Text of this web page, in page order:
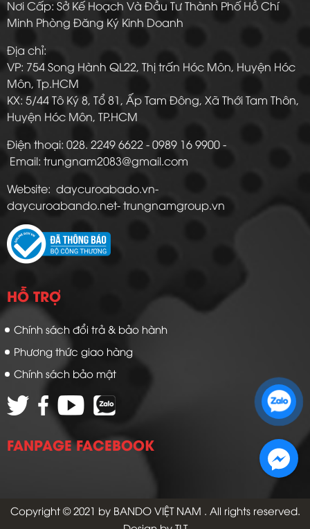
Nơi Cấp: Sở Kế Hoạch Và Đầu Tư Thành Phố Hồ Chí
Minh Phòng Đăng Ký Kinh Doanh
Địa chỉ:
VP: 754 Song Hành QL22, Thị trấn Hóc Môn, Huyện Hóc
Môn, Tp.HCM
KX: 5/44 Tô Ký 8, Tổ 81, Ấp Tam Đông, Xã Thới Tam Thôn,
Huyện Hóc Môn, TP.HCM
Điện thoại: 028. 2249 6622 - 0989 16 9900 -
Email: trungnam2083@gmail.com
Website: daycuroabado.vn-
daycuroabando.net- trungnamgroup.vn
HỖ TRỢ
Chính sách đổi trả & bảo hành
Phương thức giao hàng
Chính sách bảo mật
FANPAGE FACEBOOK
Copyright © 2021 by BANDO VIỆT NAM . All rights reserved.
Zalo 2: 0972 14 9900